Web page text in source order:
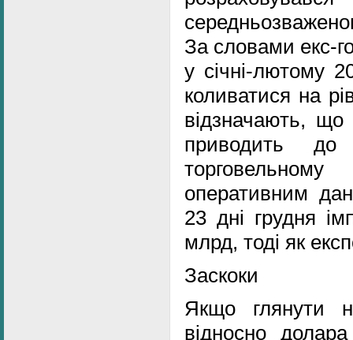
За словами екс-
у січні-лютому
коливатися на
відзначають, що
приводить
оперативним
23 дні грудня
млрд, тоді як
Заскоки
Якщо глянути
відносно